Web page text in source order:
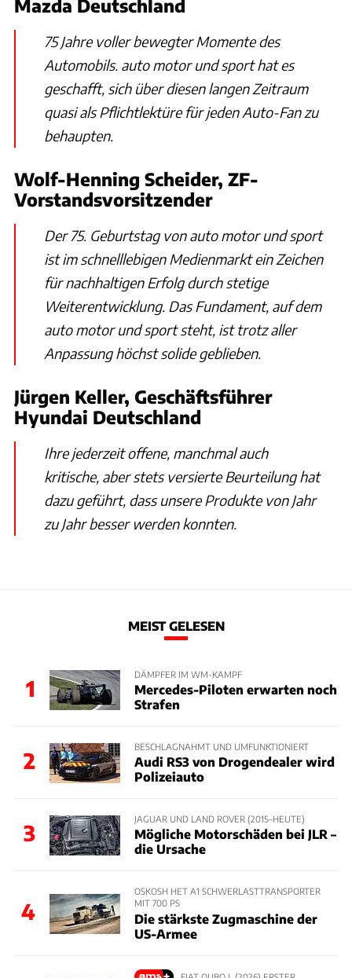
Mazda Deutschland
75 Jahre voller bewegter Momente des
Automobils. auto motor und sport hat es
geschafft, sich über diesen langen Zeitraum
quasi als Pflichtlektüre für jeden Auto-Fan zu
behaupten.
Wolf-Henning Scheider, ZF-
Vorstandsvorsitzender
Der 75. Geburtstag von auto motor und sport
ist im schnelllebigen Medienmarkt ein Zeichen
für nachhaltigen Erfolg durch stetige
Weiterentwicklung. Das Fundament, auf dem
auto motor und sport steht, ist trotz aller
Anpassung höchst solide geblieben.
Jürgen Keller, Geschäftsführer
Hyundai Deutschland
Ihre jederzeit offene, manchmal auch
kritische, aber stets versierte Beurteilung hat
dazu geführt, dass unsere Produkte von Jahr
zu Jahr besser werden konnten.
MEIST GELESEN
1
DÄMPFER IM WM-KAMPF
Mercedes-Piloten erwarten noch
Strafen
2
BESCHLAGNAHMT UND UMFUNKTIONIERT
Audi RS3 von Drogendealer wird
Polizeiauto
3
JAGUAR UND LAND ROVER (2015–HEUTE)
Mögliche Motorschäden bei JLR –
die Ursache
4
OSKOSH HET A1 SCHWERLASTTRANSPORTER
MIT 700 PS
Die stärkste Zugmaschine der
US-Armee